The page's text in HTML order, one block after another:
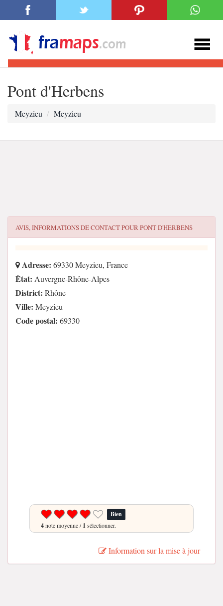
Pont d'Herbens
Meyzieu Meyzi̇eu
AVIS, INFORMATIONS DE CONTACT POURPONT D'HERBENS
Adresse: 69330 Meyzieu, France
État: Auvergne-Rhône-Alpes
District: Rhône
Ville: Meyzieu
Code postal: 69330
Bien
4note moyenne /1 sélectionner.
Information sur la mise à jour